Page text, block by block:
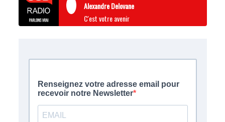
Alexandre Delovane
C'est votre avenir